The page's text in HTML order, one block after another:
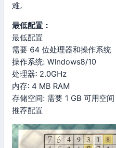
难。
最低配置：
最低配置
需要 64 位处理器和操作系统
操作系统: WIndows8/10
处理器: 2.0GHz
内存: 4 MB RAM
存储空间: 需要 1 GB 可用空间
推荐配置